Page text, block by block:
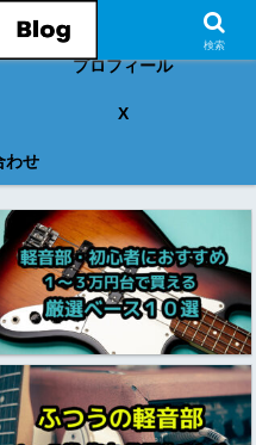
のための音楽情報Blog
プロフィール
X
わせ
検索